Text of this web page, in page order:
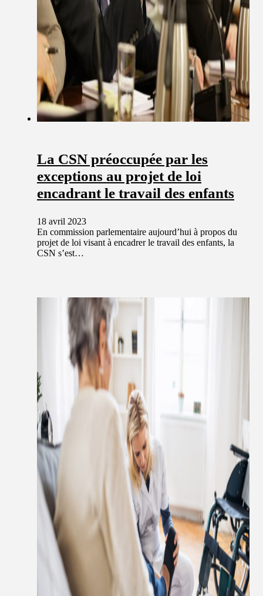
La CSN préoccupée par les
exceptions au projet de loi
encadrant le travail des enfants
18 avril 2023
En commission parlementaire aujourd’hui à propos du
projet de loi visant à encadrer le travail des enfants, la
CSN s’est…